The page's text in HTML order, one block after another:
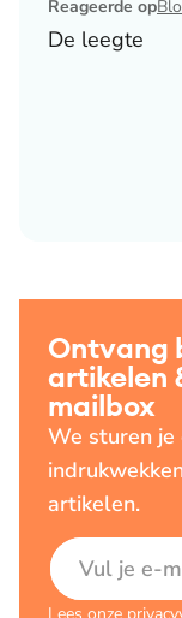
Reageerde op
De leegte
Ontvang
artikelen
mailbox
We sturen je
artikelen.
E-mailadres